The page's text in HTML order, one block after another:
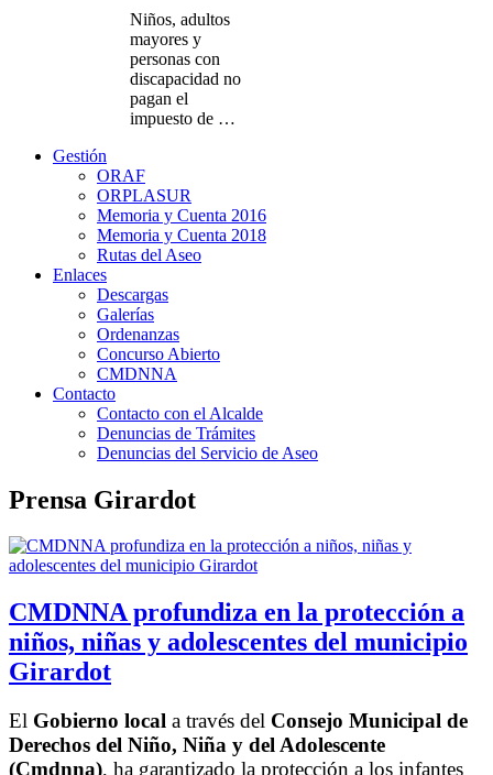
Niños, adultos
mayores y
personas con
discapacidad no
pagan el
impuesto de …
Gestión
ORAF
ORPLASUR
Memoria y Cuenta 2016
Memoria y Cuenta 2018
Rutas del Aseo
Enlaces
Descargas
Galerías
Ordenanzas
Concurso Abierto
CMDNNA
Contacto
Contacto con el Alcalde
Denuncias de Trámites
Denuncias del Servicio de Aseo
Prensa Girardot
CMDNNA profundiza en la protección a
niños, niñas y adolescentes del municipio
Girardot
El Gobierno local a través del Consejo Municipal de
Derechos del Niño, Niña y del Adolescente
(Cmdnna), ha garantizado la protección a los infantes